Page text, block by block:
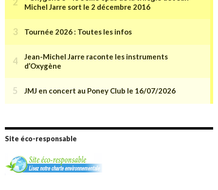
Site éco-responsable